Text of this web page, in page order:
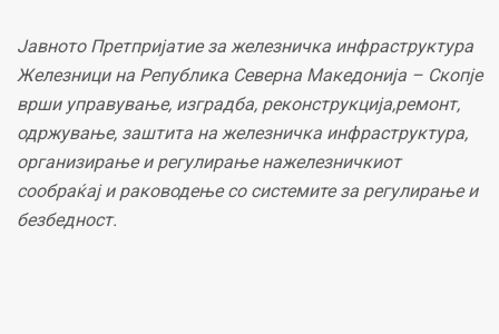
Јавното Претпријатие за железничка инфраструктура
Железници на Република Северна Македонија – Скопје
врши управување, изградба, реконструкција,ремонт,
одржување, заштита на железничка инфраструктура,
организирање и регулирање нажелезничкиот
сообраќај и раководење со системите за регулирање и
безбедност.